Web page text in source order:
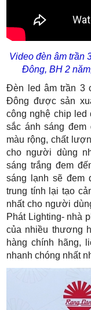
Video đèn âm trần
Đông, BH 2
Đèn led âm trần 3
Đông được sản
công nghệ chip led
sắc ánh sáng
màu rộng, chất
cho người dùng
sáng trắng đem
sáng lạnh sẽ đem
trung tính lại tạo
nhất cho người
Phát Lighting- nhà
của nhiều thương
hàng chính hãng,
nhanh chóng nhất